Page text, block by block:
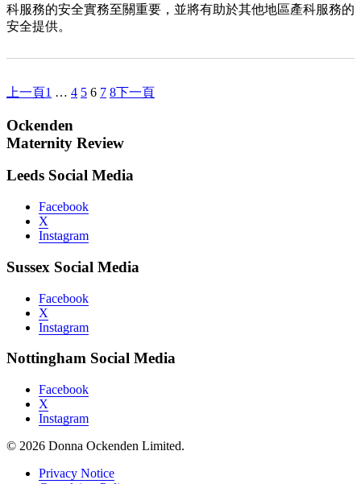
科服務的安全實務至關重要，並將有助於其他地區產科服務的
安全提供。
上一頁1 … 4 5 6 7 8下一頁
Ockenden
Maternity Review
Leeds Social Media
Facebook
X
Instagram
Sussex Social Media
Facebook
X
Instagram
Nottingham Social Media
Facebook
X
Instagram
© 2026 Donna Ockenden Limited.
Privacy Notice